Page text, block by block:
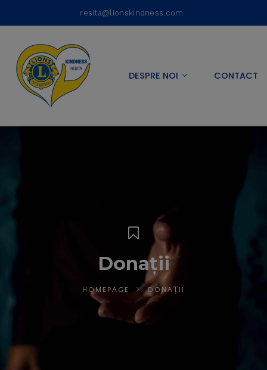
resita@lionskindness.com
DESPRE NOI CONTACT
Donații
HOMEPAGE DONAȚII